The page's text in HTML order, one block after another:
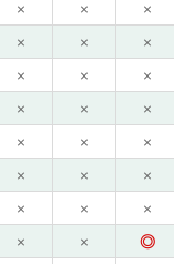
× ×
×
× ×
×
× ×
×
× ×
×
× ×
×
× ×
×
× ×
×
× ×
◎